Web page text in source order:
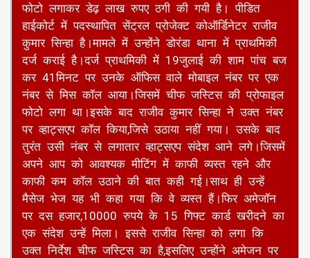
फोटो लगाकर डेढ़ लाख रुपए ठगी की गयी है। पीडित
हाईकोर्ट में पदस्थापित सेंट्रल प्रोजेक्ट कोऑर्डिनेटर राजीव
कुमार सिन्हा है।मामले में उन्होंने डोरंडा थाना में प्राथमिकी
दर्ज कराई है।दर्ज प्राथमिकी में 19जुलाई की शाम पांच बज
कर 41मिनट पर उनके ऑफिस वाले मोबाइल नंबर पर एक
नंबर से मिस कॉल आया।जिसमें चीफ जस्टिस की प्रोफाइल
फोटो लगा था।इसके बाद राजीव कुमार सिन्हा ने उक्त नंबर
पर व्हाट्सएप कॉल किया,जिसे उठाया नहीं गया। उसके बाद
तुरंत उसी नंबर से लगातार व्हाट्सएप संदेश आने लगे।जिसमें
अपने आप को आवश्यक मीटिंग में काफी व्यस्त रहने और
काफी कम कॉल उठाने की बात कही गई।साथ ही उन्हें
मैसेज भेज यह भी कहा गया कि वे व्यस्त हैं।फिर अमेजॉन
पर दस हजार,10000 रुपये के 15 गिफ्ट कार्ड खरीदने का
एक संदेश उन्हें मिला। इससे राजीव सिन्हा को लगा कि
उक्त निर्देश चीफ जस्टिस का है,इसलिए उन्होंने अमेजन पर